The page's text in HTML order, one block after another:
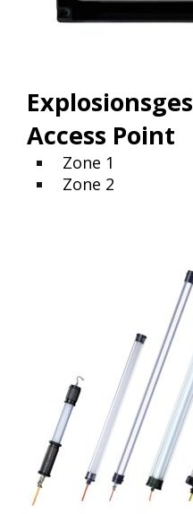
Access Point
Zone 1
Zone 2